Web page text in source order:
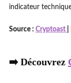
indicateur
Source : Cryptoast
➡️ Découvrez